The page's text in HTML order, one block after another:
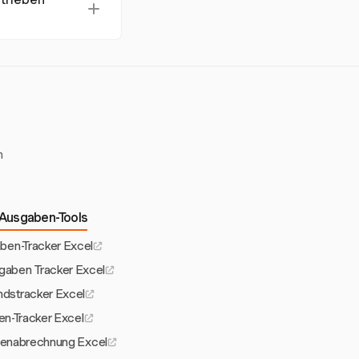
geeignet, um
Tools
Tracker Excel
Tracker Excel
Excel
Tracker Excel
Excel